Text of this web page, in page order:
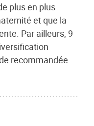
plus en plus
et que la
Par ailleurs, 9
recommandée